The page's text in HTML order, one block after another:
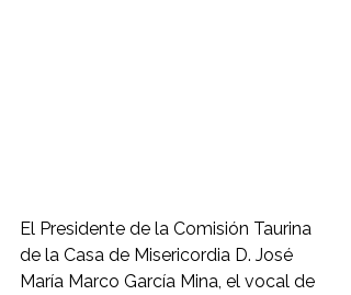
El Presidente de la Comisión Taurina
de la Casa de Misericordia D. José
María Marco García Mina, el vocal de